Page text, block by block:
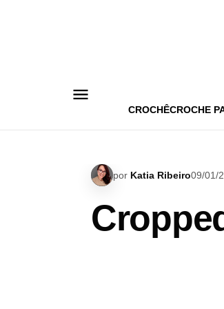
CROCHÊCROCHE
por Katia Ribeiro09/01/